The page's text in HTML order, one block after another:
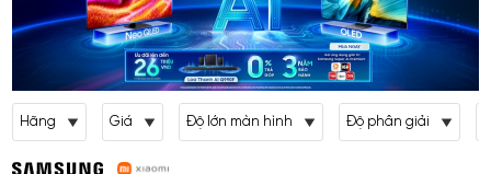
Hãng Giá Độ lớn màn hình Độ phân giải